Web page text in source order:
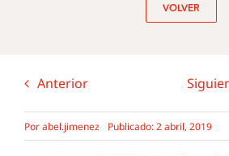
VOLVER
Anterior
Porabel.jimenez Publicado: 2 abril, 2019